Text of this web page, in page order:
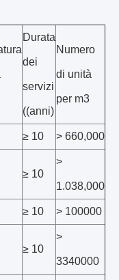
Durata
dei
servizi
((anni)
Numero
di unità
per m3
≥ 10 > 660,000
≥ 10
>
1.038,000
≥ 10 > 100000
≥ 10
>
3340000